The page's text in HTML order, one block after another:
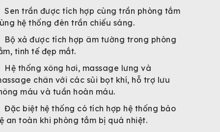
Sen trần được tích hợp cùng trần phòng tắm
hệ thống đèn trần chiếu sáng.
Bộ xả được tích hợp âm tường trong phòng
tinh tế đẹp mắt.
Hệ thống xông hơi, massage lưng và
chân với các sủi bọt khí, hỗ trợ lưu
máu và tuần hoàn máu.
Đặc biệt hệ thống có tích hợp hệ thống bảo
an toàn khi phòng tắm bị quá nhiệt.